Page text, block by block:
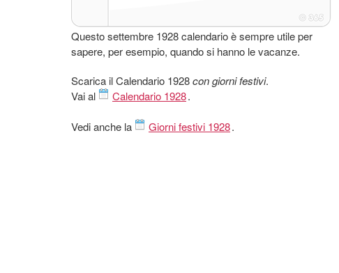
Questo settembre 1928 calendario è sempre utile per
sapere, per esempio, quando si hanno le vacanze.
Scarica il Calendario 1928con giorni festivi.
Vai al
Calendario 1928.
Vedi anche la Giorni festivi 1928.